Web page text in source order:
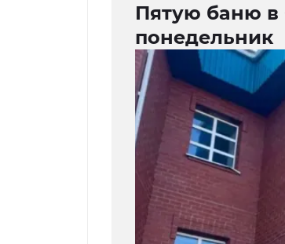
Пятую баню в
понедельник